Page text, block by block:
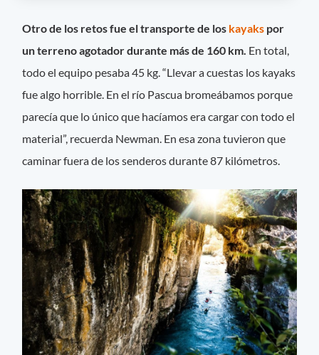
Otro de los retos fue el transporte de los kayaks por
un terreno agotador durante más de 160 km. En total,
todo el equipo pesaba 45 kg. “Llevar a cuestas los kayaks
fue algo horrible. En el río Pascua bromeábamos porque
parecía que lo único que hacíamos era cargar con todo el
material”, recuerda Newman. En esa zona tuvieron que
caminar fuera de los senderos durante 87 kilómetros.